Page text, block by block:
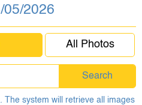
05/2026
All Photos
Search
The system will retrieve all images